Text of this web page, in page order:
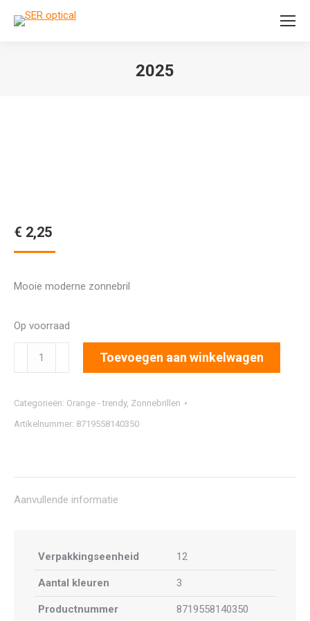
Search:
2025
€ 2,25
Mooie moderne zonnebril
Op voorraad
aantal
Toevoegen aan winkelwagen
Categorieën: Orange - trendy, Zonnebrillen
Artikelnummer: 8719558140350
Aanvullende informatie
Verpakkingseenheid 12
Aantal kleuren 3
Productnummer 8719558140350